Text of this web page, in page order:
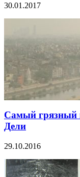
30.01.2017
Самый грязный
Дели
29.10.2016